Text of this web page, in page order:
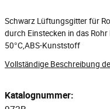
Schwarz Lüftungsgitter für
durch Einstecken in das
50°C,ABS-Kunststoff
Vollständige Beschreibung
Katalognummer: